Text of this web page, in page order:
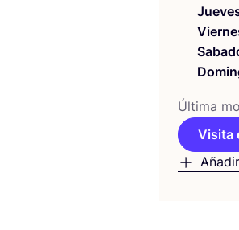
Últi­ma
Visita